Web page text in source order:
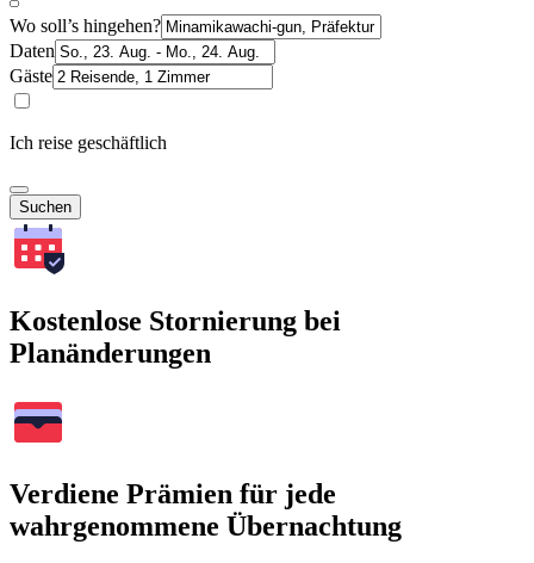
Wo soll’s hingehen?
Daten
Gäste
Ich reise geschäftlich
Suchen
Kostenlose Stornierung bei
Planänderungen
Verdiene Prämien für jede
wahrgenommene Übernachtung